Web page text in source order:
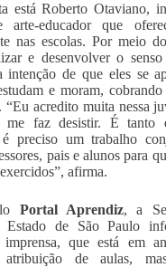
está Roberto Otaviano,
arte-educador que
nas escolas. Por meio
e desenvolver o
intenção de que eles se
e moram,
acredito muita nessa
me faz desistir. É tanto
preciso um trabalho
pais e alunos para
afirma.
Portal Aprendiz, a
Estado de São Paulo
imprensa, que está em
atribuição de aulas,